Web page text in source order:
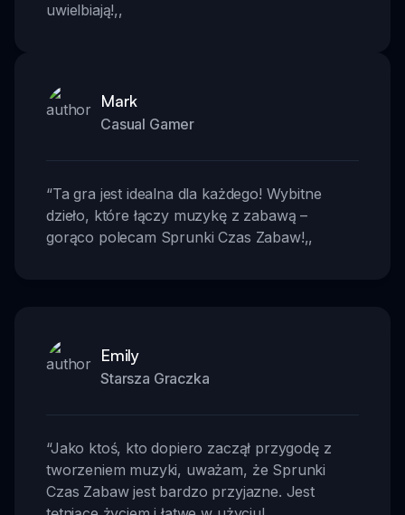
uwielbiają!,,
Mark
Casual Gamer
“Ta gra jest idealna dla każdego! Wybitne
dzieło, które łączy muzykę z zabawą –
gorąco polecam Sprunki Czas Zabaw!,,
Emily
Starsza Graczka
“Jako ktoś, kto dopiero zaczął przygodę z
tworzeniem muzyki, uważam, że Sprunki
Czas Zabaw jest bardzo przyjazne. Jest